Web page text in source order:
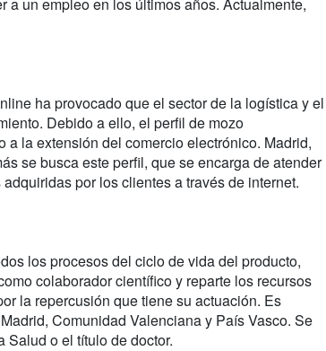
ha provocado que el sector de la logística y el
Debido a ello, el perfil de mozo
la extensión del comercio electrónico. Madrid,
se busca este perfil, que se encarga de atender
por los clientes a través de internet.
los procesos del ciclo de vida del producto,
colaborador científico y reparte los recursos
la repercusión que tiene su actuación. Es
Comunidad Valenciana y País Vasco. Se
o el título de doctor.